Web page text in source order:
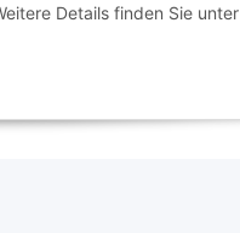
Details finden Sie unter